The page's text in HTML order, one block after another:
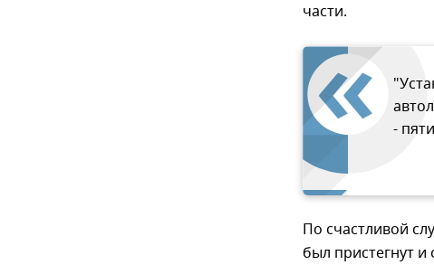
части.
-
По счастливой
был пристегнут и